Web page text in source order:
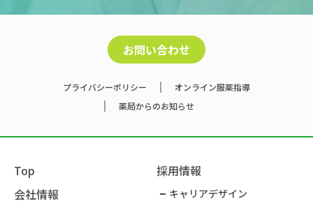
お問い合わせ
プライバシーポリシー
オンライン服薬指導
薬局からのお知らせ
Top
会社情報
採用情報
キャリアデザイン